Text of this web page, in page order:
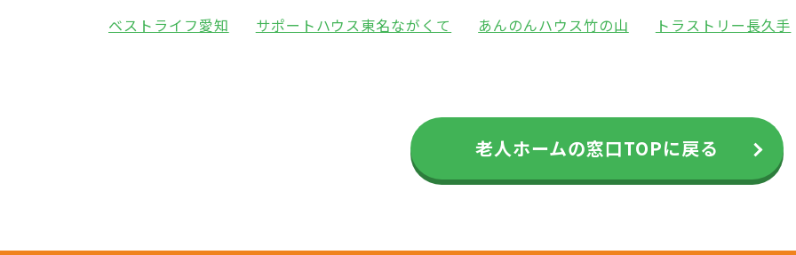
ベストライフ愛知 サポートハウス東名ながくて あんのんハウス竹の山 トラストリー長久手
老人ホームの窓口TOPに戻る